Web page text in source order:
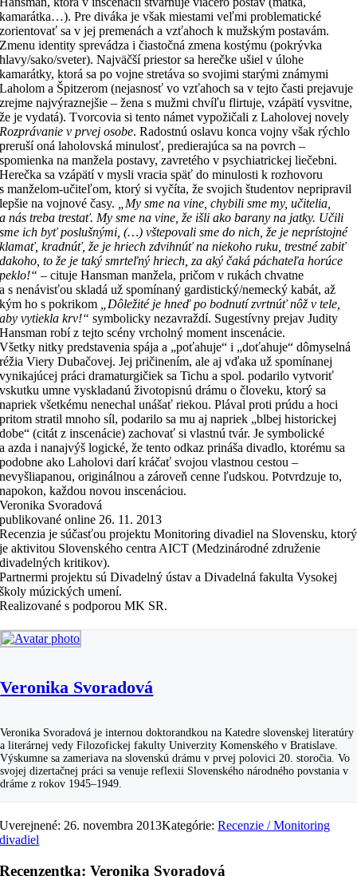
kamarátka…). Pre diváka je však miestami veľmi problematické
zorientovať sa v jej premenách a vzťahoch k mužským postavám.
Zmenu identity sprevádza i čiastočná zmena kostýmu (pokrývka
hlavy/sako/sveter). Najväčší priestor sa herečke ušiel v úlohe
kamarátky, ktorá sa po vojne stretáva so svojimi starými známymi
Laholom a Špitzerom (nejasnosť vo vzťahoch sa v tejto časti prejavuje
zrejme najvýraznejšie – žena s mužmi chvíľu flirtuje, vzápätí vysvitne,
že je vydatá). Tvorcovia si tento námet vypožičali z Laholovej novely
Rozprávanie v prvej osobe. Radostnú oslavu konca vojny však rýchlo
preruší oná laholovská minulosť, predierajúca sa na povrch –
spomienka na manžela postavy, zavretého v psychiatrickej liečebni.
Herečka sa vzápätí v mysli vracia späť do minulosti k rozhovoru
s manželom-učiteľom, ktorý si vyčíta, že svojich študentov nepripravil
lepšie na vojnové časy.
„My sme na vine, chybili sme my, učitelia,
a nás treba trestať. My sme na vine, že išli ako barany na jatky. Učili
sme ich byť poslušnými, (…) vštepovali sme do nich, že je neprístojné
klamať, kradnúť, že je hriech zdvihnúť na niekoho ruku, trestné zabiť
dakoho, to že je taký smrteľný hriech, za aký čaká páchateľa horúce
peklo!“ – cituje Hansman manžela, pričom v rukách chvatne
a s nenávisťou skladá už spomínaný gardistický/nemecký kabát, až
kým ho s pokrikom
„Dôležité je hneď po bodnutí zvrtnúť nôž v tele,
aby vytiekla krv!“ symbolicky nezavraždí. Sugestívny prejav Judity
Hansman robí z tejto scény vrcholný moment inscenácie.
Všetky nitky predstavenia spája a „poťahuje“ i „doťahuje“ dômyselná
réžia Viery Dubačovej. Jej pričinením, ale aj vďaka už spomínanej
vynikajúcej práci dramaturgičiek sa Tichu a spol. podarilo vytvoriť
vskutku umne vyskladanú životopisnú drámu o človeku, ktorý sa
napriek všetkému nenechal unášať riekou. Plával proti prúdu a hoci
pritom stratil mnoho síl, podarilo sa mu aj napriek „blbej historickej
dobe“ (citát z inscenácie) zachovať si vlastnú tvár. Je symbolické
a azda i nanajvýš logické, že tento odkaz prináša divadlo, ktorému sa
podobne ako Laholovi darí kráčať svojou vlastnou cestou –
nevyšliapanou, originálnou a zároveň cenne ľudskou. Potvrdzuje to,
napokon, každou novou inscenáciou.
Veronika Svoradová
publikované online 26. 11. 2013
Recenzia je súčasťou projektu Monitoring divadiel na Slovensku, ktorý
je aktivitou Slovenského centra AICT (Medzinárodné združenie
divadelných kritikov).
Partnermi projektu sú Divadelný ústav a Divadelná fakulta Vysokej
školy múzických umení.
Realizované s podporou MK SR.
Veronika Svoradová
Veronika Svoradová je internou doktorandkou na Katedre slovenskej literatúry
a literárnej vedy Filozofickej fakulty Univerzity Komenského v Bratislave.
Výskumne sa zameriava na slovenskú drámu v prvej polovici 20. storočia. Vo
svojej dizertačnej práci sa venuje reflexii Slovenského národného povstania v
dráme z rokov 1945–1949.
Uverejnené: 26. novembra 2013Kategórie:Recenzie / Monitoring
divadiel
Recenzentka: Veronika Svoradová